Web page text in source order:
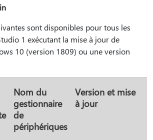
sont disponibles pour tous les
1 exécutant la mise à jour de
10 (version 1809) ou une version
Nom du
gestionnaire
de
périphériques
Version et mise
à jour